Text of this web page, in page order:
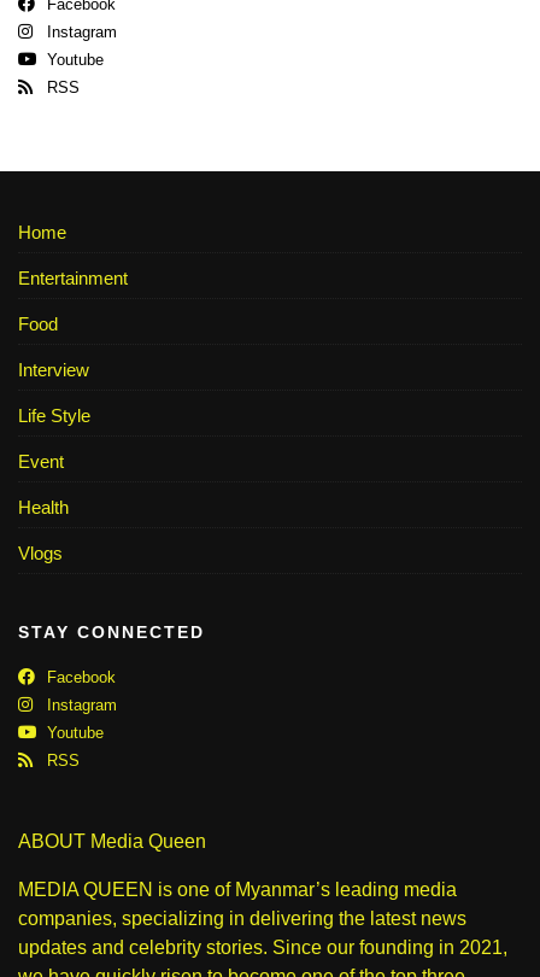
Facebook
Instagram
Youtube
RSS
Home
Entertainment
Food
Interview
Life Style
Event
Health
Vlogs
STAY CONNECTED
Facebook
Instagram
Youtube
RSS
ABOUT Media Queen
MEDIA QUEEN is one of Myanmar’s leading media
companies, specializing in delivering the latest news
updates and celebrity stories. Since our founding in 2021,